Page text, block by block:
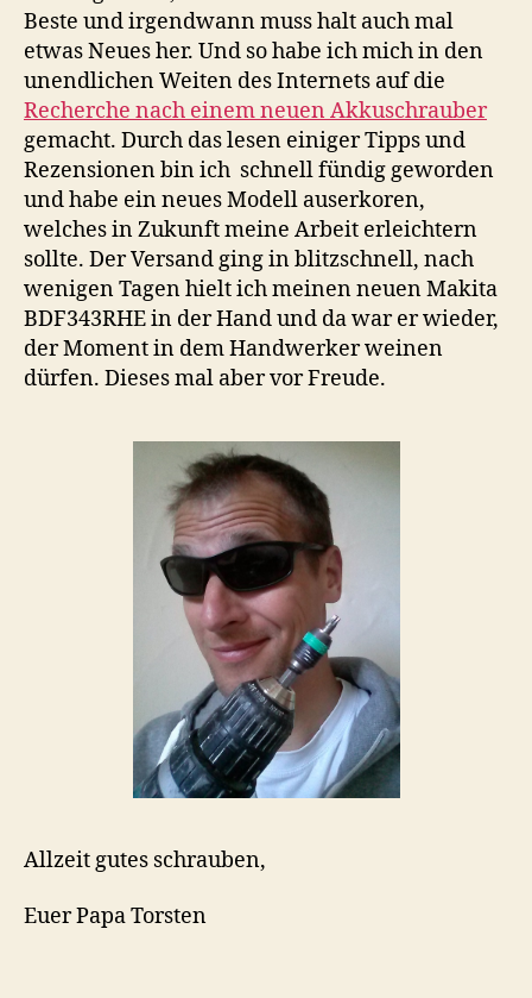
Beste und irgendwann muss halt auch mal
etwas Neues her. Und so habe ich mich in den
unendlichen Weiten des Internets auf die
Recherche nach einem neuen Akkuschrauber
gemacht. Durch das lesen einiger Tipps und
Rezensionen bin ich schnell fündig geworden
und habe ein neues Modell auserkoren,
welches in Zukunft meine Arbeit erleichtern
sollte. Der Versand ging in blitzschnell, nach
wenigen Tagen hielt ich meinen neuen Makita
BDF343RHE in der Hand und da war er wieder,
der Moment in dem Handwerker weinen
dürfen. Dieses mal aber vor Freude.
Allzeit gutes schrauben,
Euer Papa Torsten